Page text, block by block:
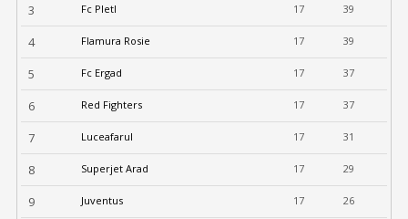
3 Fc Pletl 17 39
4 Flamura Rosie 17 39
5 Fc Ergad 17 37
6 Red Fighters 17 37
7 Luceafarul 17 31
8 Superjet Arad 17 29
9 Juventus 17 26